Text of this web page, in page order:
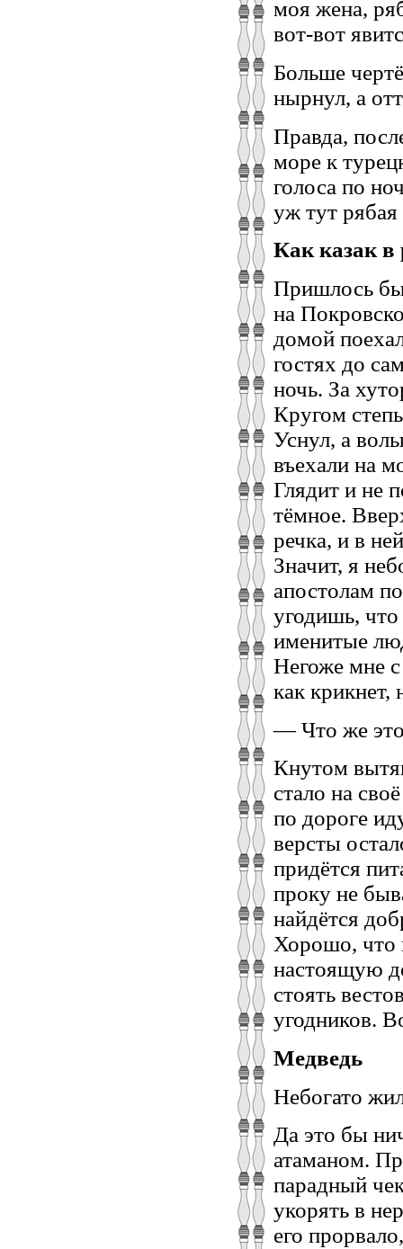
моя жена,
вот-вот
Больше
нырнул, а
Правда,
море к
голоса по
уж тут рябая
Как казак в
Пришлось
на
домой
гостях до
ночь. За
Кругом
Уснул, а
въехали на
Глядит и не
тёмное.
речка, и в
Значит, я
апостолам
угодишь, что
именитые
Негоже мне
как крикнет,
— Что же это
Кнутом
стало на
по дороге
версты
придётся
проку не
найдётся
Хорошо, что
настоящую
стоять
угодников.
Медведь
Небогато
Да это бы
атаманом.
парадный
укорять в
его